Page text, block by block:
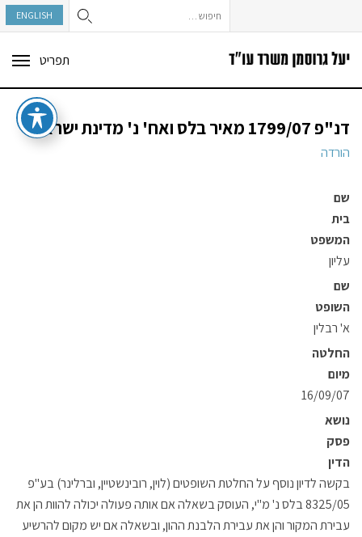
ENGLISH
תפריט
דנ"פ 1799/07 מאיר בלס ואח' נ' מדינת ישראל
הורדה
שם
בית
המשפט
עליון
שם
השופט
א' רבלין
החלטה
מיום
16/09/07
נושא
פסק
הדין
בקשה לדיון נוסף על החלטת השופטים (לוין, רובינשטיין, וברלינר) בע"פ
8325/05 בלס נ' מ"י, העוסק בשאלה אם אותה פעולה יכולה להוות הן את
עבירת המקור והן את עבירת הלבנת ההון, ובשאלה אם יש מקום להרשיע